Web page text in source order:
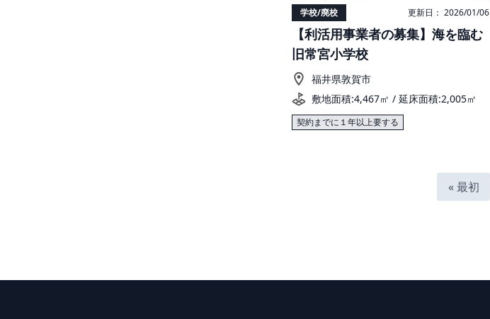
学校/廃校 更新日： 2026/01/06
【利活用事業者の募集】海を臨む
旧常宮小学校
福井県敦賀市
敷地面積:4,467㎡ / 延床面積:2,005㎡
契約までに１年以上要する
« 最初